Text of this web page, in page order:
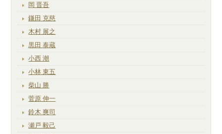
岡 晋吾
鎌田 克慈
木村 展之
黒田 泰蔵
小西 潮
小林 東五
柴山 勝
菅原 伸一
鈴木 爽司
瀬戸 毅己